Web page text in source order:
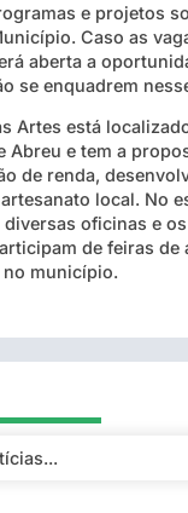
e projetos
Caso as
aberta a
se enquadrem
Artes está
Abreu e tem a
de renda,
local. No
oficinas e
de feiras de
município.